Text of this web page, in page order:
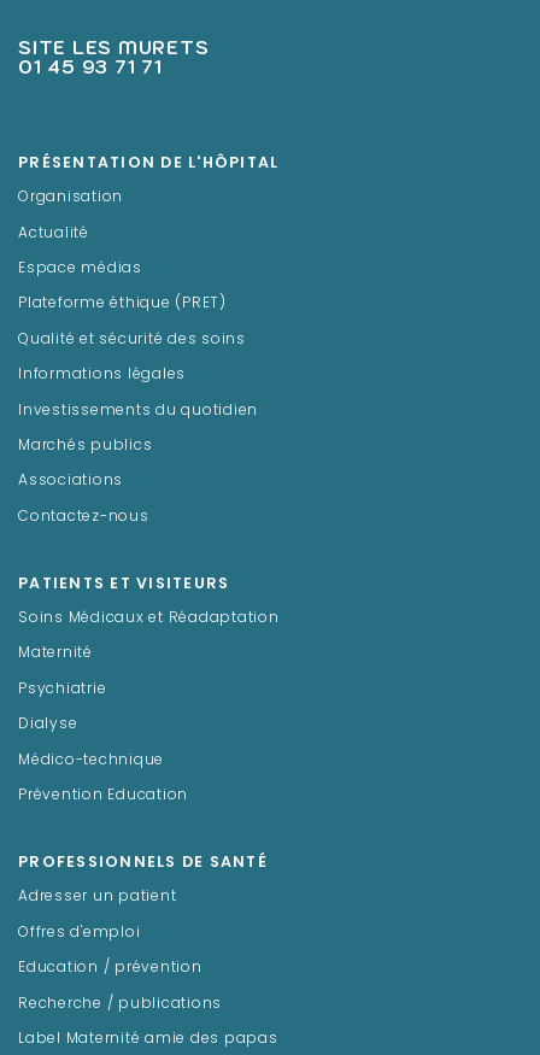
SITE LES MURETS
01 45 93 71 71
PRÉSENTATION DE L'HÔPITAL
Organisation
Actualité
Espace médias
Plateforme éthique (PRET)
Qualité et sécurité des soins
Informations légales
Investissements du quotidien
Marchés publics
Associations
Contactez-nous
PATIENTS ET VISITEURS
Soins Médicaux et Réadaptation
Maternité
Psychiatrie
Dialyse
Médico-technique
Prévention Education
PROFESSIONNELS DE SANTÉ
Adresser un patient
Offres d'emploi
Education / prévention
Recherche / publications
Label Maternité amie des papas